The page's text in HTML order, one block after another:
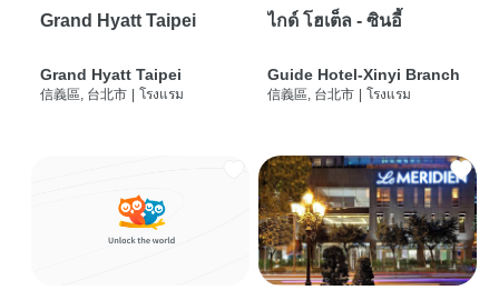
Grand Hyatt Taipei
Grand Hyatt Taipei
信義區, 台北市 โรงแรม
ไกด์ โฮเต็ล - ซินอี้
Guide Hotel-Xinyi Branch
信義區, 台北市 โรงแรม